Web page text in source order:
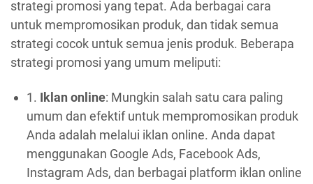
strategi promosi yang tepat. Ada berbagai cara
untuk mempromosikan produk, dan tidak semua
strategi cocok untuk semua jenis produk. Beberapa
strategi promosi yang umum meliputi:
1. Iklan online: Mungkin salah satu cara paling
umum dan efektif untuk mempromosikan produk
Anda adalah melalui iklan online. Anda dapat
menggunakan Google Ads, Facebook Ads,
Instagram Ads, dan berbagai platform iklan online